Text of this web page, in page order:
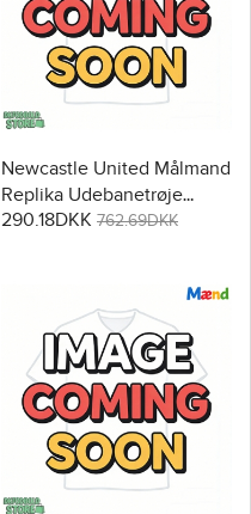
Newcastle United Målmand
Replika Udebanetrøje
2025-26 Langærmet
290.18DKK 762.69DKK